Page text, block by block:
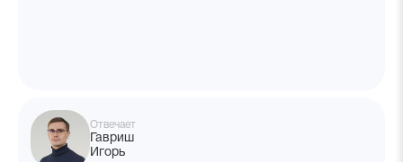
Отвечает
Гавриш
Игорь